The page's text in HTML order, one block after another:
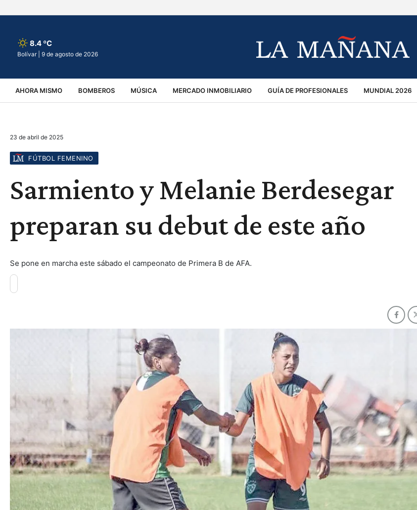
8.4 ºC
Bolívar | 9 de agosto de 2026
AHORA MISMO BOMBEROS MÚSICA MERCADO INMOBILIARIO GUÍA DE PROFESIONALES MUNDIAL 2026
VIRALES ACCIDENTES
23 de abril de 2025
FÚTBOL FEMENINO
Sarmiento y Melanie Berdesegar
preparan su debut de este año
Se pone en marcha este sábado el campeonato de Primera B de AFA.